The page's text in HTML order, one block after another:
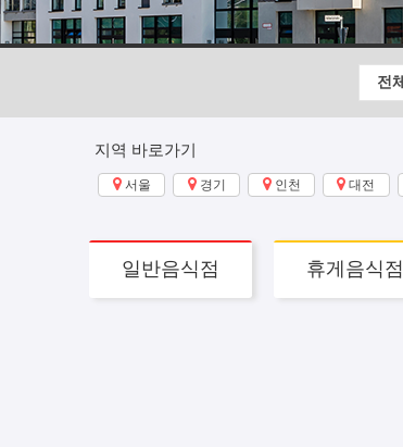
지역 바로가기
서울 경기 인천 대전
일반음식점 휴게음식점